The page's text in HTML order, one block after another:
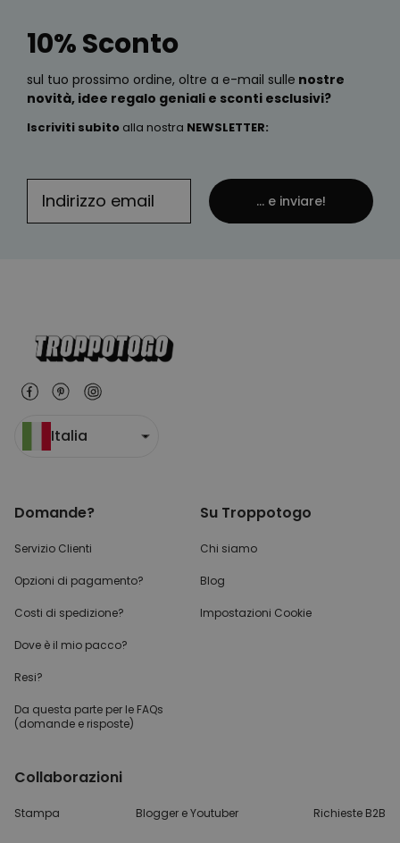
10% Sconto
sul tuo prossimo ordine, oltre a e-mail sulle nostre
novità, idee regalo geniali e sconti esclusivi?
Iscriviti subito alla nostra NEWSLETTER:
... e inviare!
Italia
Domande?
Servizio Clienti
Opzioni di pagamento?
Costi di spedizione?
Dove è il mio pacco?
Resi?
Da questa parte per le FAQs
(domande e risposte)
Su Troppotogo
Chi siamo
Blog
Impostazioni Cookie
Collaborazioni
Stampa Blogger e Youtuber Richieste B2B